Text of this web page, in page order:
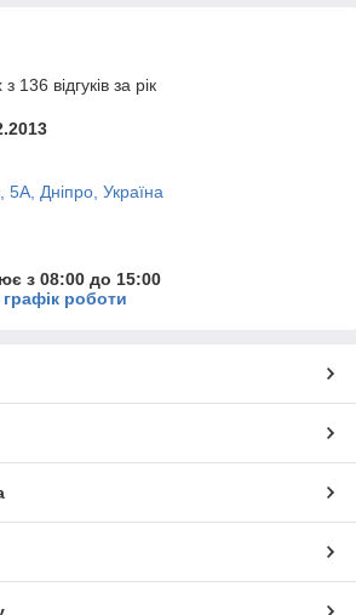
136 відгуків за рік
5А, Дніпро, Україна
з 08:00 до 15:00
роботи